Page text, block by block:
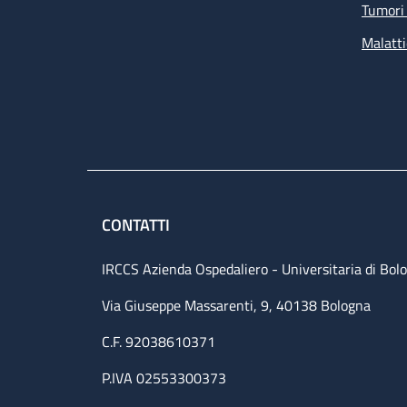
CONTATTI
IRCCS Azienda Ospedaliero - Universitaria di
Via Giuseppe Massarenti, 9, 40138 Bologna
C.F. 92038610371
P.IVA 02553300373